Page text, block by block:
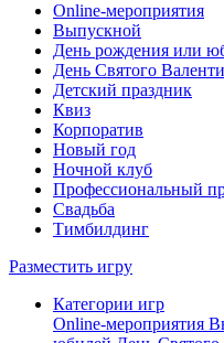
Online-мероприятия
Выпускной
День рождения или
День Святого
Детский праздник
Квиз
Корпоратив
Новый год
Ночной клуб
Профессиональный
Свадьба
Тимбилдинг
Разместить игру
Категории игр
Online-мероприятия